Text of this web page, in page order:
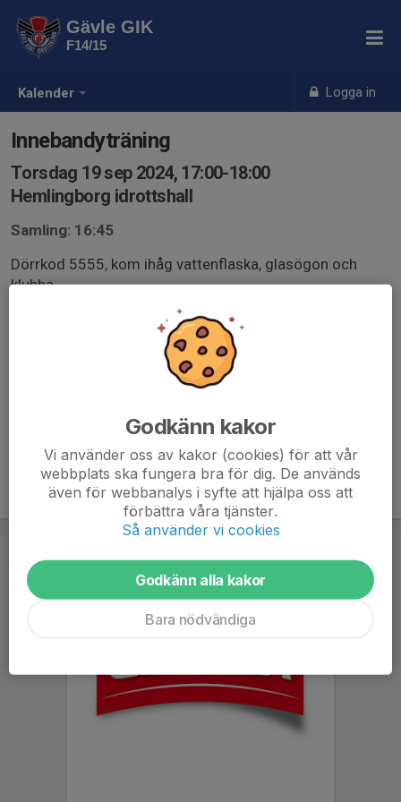
Kalender Logga in
Gävle GIK
F14/15
Innebandyträning
Torsdag 19 sep 2024, 17:00-18:00
Hemlingborg idrottshall
Samling: 16:45
Dörrkod 5555, kom ihåg vattenflaska, glasögon och
klubba.
Godkänn kakor
Vi använder oss av kakor (cookies) för att vår
webbplats ska fungera bra för dig. De används
även för webbanalys i syfte att hjälpa oss att
förbättra våra tjänster.
Så använder vi cookies
Godkänn alla kakor
Bara nödvändiga